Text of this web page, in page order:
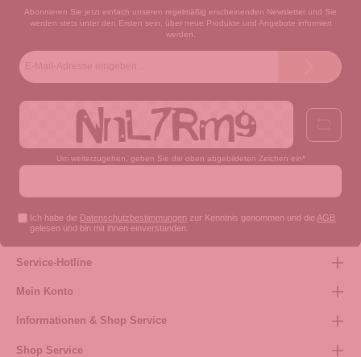
Abonnieren Sie jetzt einfach unseren regelmäßig erscheinenden Newsletter und Sie
werden stets unter den Ersten sein, über neue Produkte und Angebote informiert
werden.
Um weiterzugehen, geben Sie die oben abgebildeten Zeichen ein*
Ich habe die Datenschutzbestimmungen zur Kenntnis genommen und die AGB
gelesen und bin mit ihnen einverstanden.
Service-Hotline
Mein Konto
Informationen & Shop Service
Shop Service